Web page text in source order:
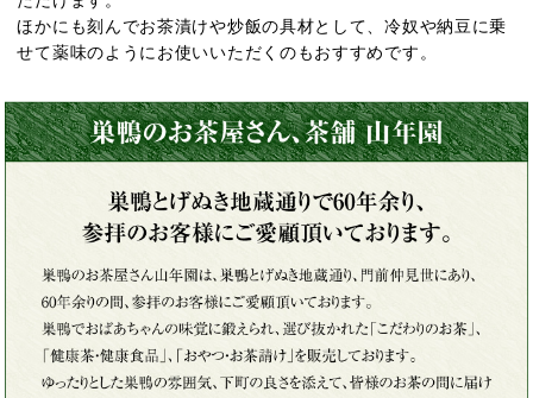
ほかにも刻んでお茶漬けや炒飯の具材として、冷奴や納豆に乗
せて薬味のようにお使いいただくのもおすすめです。